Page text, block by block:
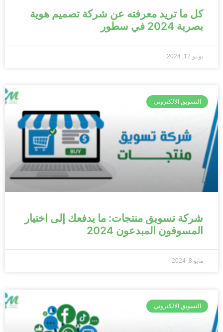
كل ما تريد معرفته عن شركة تصميم هوية
بصرية 2024 في سطور
يونيو 12, 2024
التسويق الالكتروني
شركة تسويق منتجات: ما يدفعك إلى اختيار
المسوقون المبدعون 2024
مايو 8, 2024
التسويق الالكتروني